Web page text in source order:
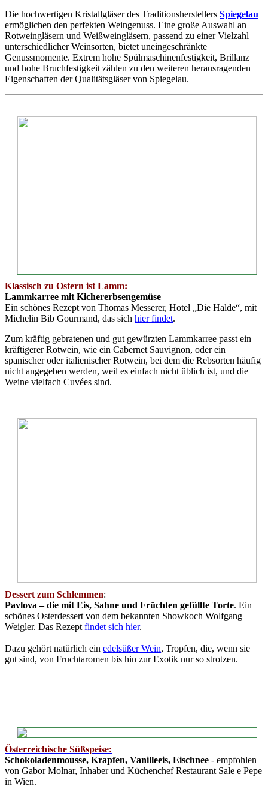
Die hochwertigen Kristallgläser des Traditionsherstellers Spiegelau
ermöglichen den perfekten Weingenuss. Eine große Auswahl an
Rotweingläsern und Weißweingläsern, passend zu einer Vielzahl
unterschiedlicher Weinsorten, bietet uneingeschränkte
Genussmomente. Extrem hohe Spülmaschinenfestigkeit, Brillanz
und hohe Bruchfestigkeit zählen zu den weiteren herausragenden
Eigenschaften der Qualitätsgläser von Spiegelau.
Klassisch zu Ostern ist Lamm:
Lammkarree mit Kichererbsengemüse
Ein schönes Rezept von Thomas Messerer, Hotel „Die Halde“, mit
Michelin Bib Gourmand, das sich hier findet.
Zum kräftig gebratenen und gut gewürzten Lammkarree passt ein
kräftigerer Rotwein, wie ein Cabernet Sauvignon, oder ein
spanischer oder italienischer Rotwein, bei dem die Rebsorten häufig
nicht angegeben werden, weil es einfach nicht üblich ist, und die
Weine vielfach Cuvées sind.
Dessert zum Schlemmen:
Pavlova – die mit Eis, Sahne und Früchten gefüllte Torte. Ein
schönes Osterdessert von dem bekannten Showkoch Wolfgang
Weigler. Das Rezept findet sich hier.
Dazu gehört natürlich ein edelsüßer Wein, Tropfen, die, wenn sie
gut sind, von Fruchtaromen bis hin zur Exotik nur so strotzen.
Österreichische Süßspeise:
Schokoladenmousse, Krapfen, Vanilleeis, Eischnee - empfohlen
von Gabor Molnar, Inhaber und Küchenchef Restaurant Sale e Pepe
in Wien.